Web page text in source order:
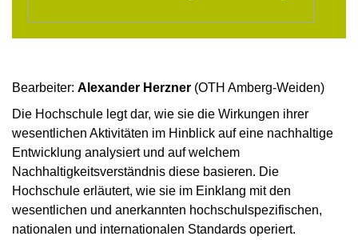
Bearbeiter: Alexander Herzner (OTH Amberg-Weiden)
Die Hochschule legt dar, wie sie die Wirkungen ihrer
wesentlichen Aktivitäten im Hinblick auf eine nachhaltige
Entwicklung analysiert und auf welchem
Nachhaltigkeitsverständnis diese basieren. Die
Hochschule erläutert, wie sie im Einklang mit den
wesentlichen und anerkannten hochschulspezifischen,
nationalen und internationalen Standards operiert.